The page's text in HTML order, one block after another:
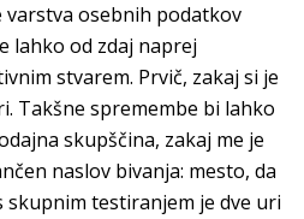
osebnih podatkov
lahko od zdaj naprej
stvarem. Prvič, zakaj si je
Takšne spremembe bi lahko
skupščina, zakaj me je
naslov bivanja: mesto, da
skupnim testiranjem je dve uri